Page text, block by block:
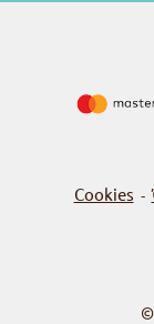
Cookies -